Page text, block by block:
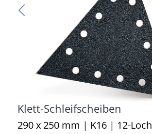
Klett-Schleifscheiben
290 x 250 mm | K16 | 12-Loch